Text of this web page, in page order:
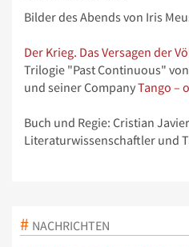
Bilder des Abends von Iris
Der Krieg. Das Versagen der
Trilogie "Past Continuous"
und seiner CompanyTango –
Buch und Regie: Cristian
Literaturwissenschaftler und
NACHRICHTEN